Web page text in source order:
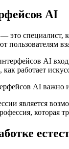
AI
специалист,
пользователям
AI
работает
AI важно
является
которая